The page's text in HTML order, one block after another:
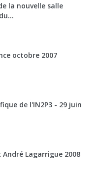
la nouvelle salle
octobre 2007
de l'IN2P3 - 29 juin
André Lagarrigue 2008